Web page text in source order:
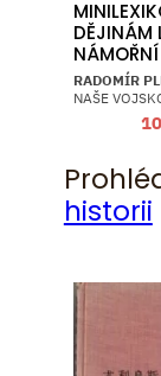
DĚJINÁM
RADOMÍR
NAŠE
historii